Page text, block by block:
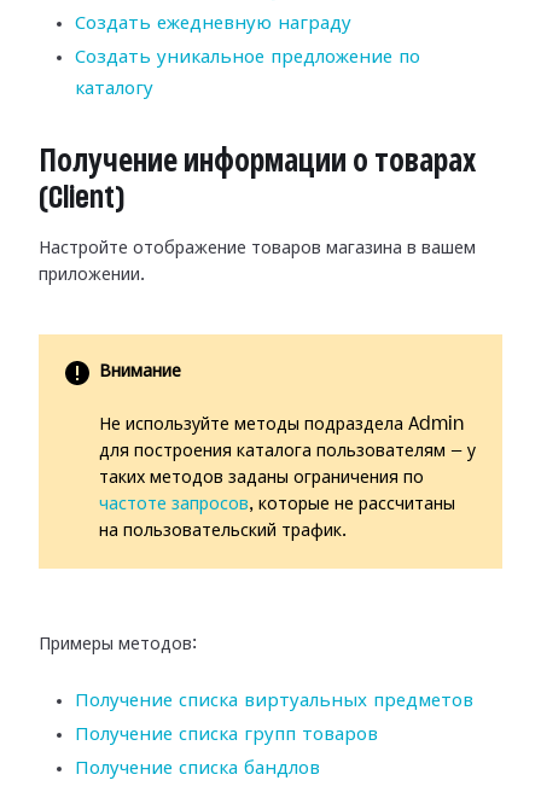
Создать ежедневную награду
Создать уникальное предложение по
каталогу
Получение информации о товарах
(Client)
Настройте отображение товаров магазина в вашем
приложении.
Внимание
Не используйте методы подраздела Admin
для построения каталога пользователям — у
таких методов заданы ограничения по
частоте запросов, которые не рассчитаны
на пользовательский трафик.
Примеры методов:
Получение списка виртуальных предметов
Получение списка групп товаров
Получение списка бандлов